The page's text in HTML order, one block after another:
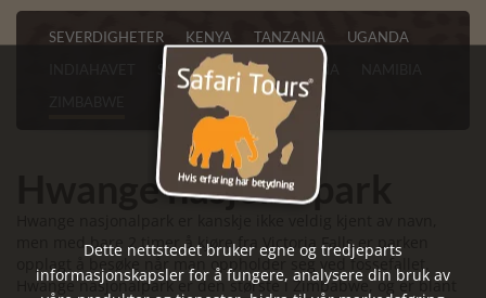
SEVERDIGHETER KENYA TANZANIA
UGANDA
SØR-AFRIKA BOTSWANA
Hwange nasjonalpark
men med bare 2 timer å kjøre fra Victoria Falls er parken
opplagt å besøke når man oppholder seg ved fossefallet.
Hwange nasjonalpark er den største i Zimbabwe, og er blant
Dette nettstedet bruker egne og tredjeparts
informasjonskapsler for å fungere, analysere din bruk av